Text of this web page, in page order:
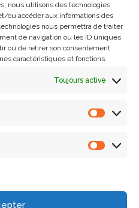
nous utilisons des technologies
ou accéder aux informations des
nous permettra de traiter
de navigation ou les ID uniques
ou de retirer son consentement
caractéristiques et fonctions.
Toujours activé
(CNR), Royal Institute for
Federal University of Minas
Institute (CYI), The Institute
Cultural Heritage
Research Centre (CNRS),
(Atomki), Israel Antiquities
of Education, Culture and
Studies and Safeguarding